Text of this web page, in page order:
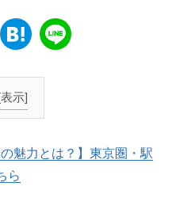
示]
魅力とは？】東京圏・駅
ら